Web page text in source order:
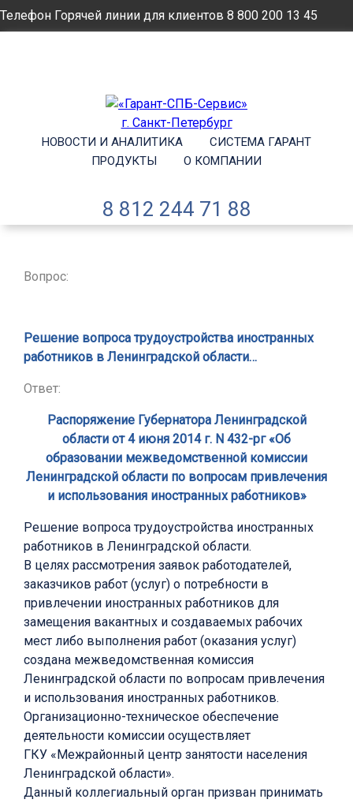
Телефон Горячей линии для клиентов 8 800 200 13 45
НОВОСТИ И АНАЛИТИКА
СИСТЕМА ГАРАНТ
ПРОДУКТЫ
О КОМПАНИИ
8 812 244 71 88
Вопрос:
Решение вопроса трудоустройства иностранных
работников в Ленинградской области…
Ответ:
Распоряжение Губернатора Ленинградской
области от 4 июня 2014 г. N 432-рг «Об
образовании межведомственной комиссии
Ленинградской области по вопросам привлечения
и использования иностранных работников»
Решение вопроса трудоустройства иностранных
работников в Ленинградской области.
В целях рассмотрения заявок работодателей,
заказчиков работ (услуг) о потребности в
привлечении иностранных работников для
замещения вакантных и создаваемых рабочих
мест либо выполнения работ (оказания услуг)
создана межведомственная комиссия
Ленинградской области по вопросам привлечения
и использования иностранных работников.
Организационно-техническое обеспечение
деятельности комиссии осуществляет
ГКУ «Межрайонный центр занятости населения
Ленинградской области».
Данный коллегиальный орган призван принимать